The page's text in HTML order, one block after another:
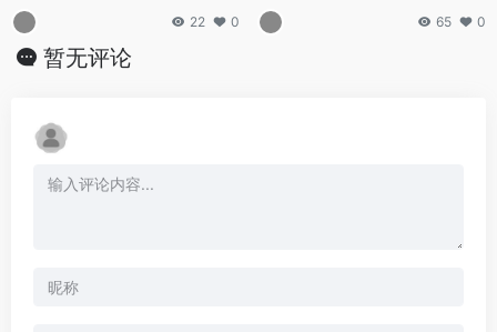
+ 语音合成，效率提升 80%
22 0 65 0
暂无评论